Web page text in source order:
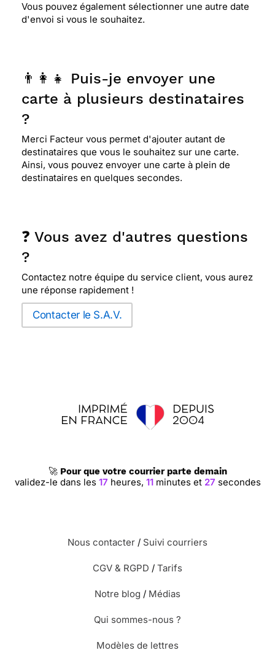
Vous pouvez également sélectionner une autre date
d'envoi si vous le souhaitez.
👨‍👩‍👧 Puis-je envoyer une
carte à plusieurs destinataires
?
Merci Facteur vous permet d'ajouter autant de
destinataires que vous le souhaitez sur une carte.
Ainsi, vous pouvez envoyer une carte à plein de
destinataires en quelques secondes.
❓ Vous avez d'autres questions
?
Contactez notre équipe du service client, vous aurez
une réponse rapidement !
Contacter le S.A.V.
🚀 Pour que votre courrier parte demain
validez-le dans les 17 heures, 11minutes et 27 secondes
Nous contacter / Suivi courriers
CGV & RGPD / Tarifs
Notre blog / Médias
Qui sommes-nous ?
Modèles de lettres